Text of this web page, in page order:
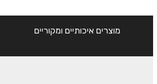
מוצרים איכותיים ומקוריים